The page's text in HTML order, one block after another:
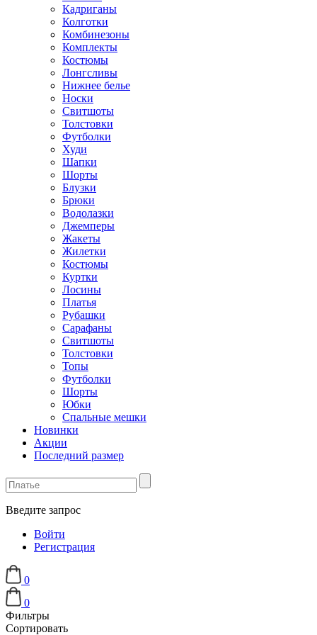
Кадриганы
Колготки
Комбинезоны
Комплекты
Костюмы
Лонгсливы
Нижнее белье
Носки
Свитшоты
Толстовки
Футболки
Худи
Шапки
Шорты
Блузки
Брюки
Водолазки
Джемперы
Жакеты
Жилетки
Костюмы
Куртки
Лосины
Платья
Рубашки
Сарафаны
Свитшоты
Толстовки
Топы
Футболки
Шорты
Юбки
Спальные мешки
Новинки
Акции
Последний размер
Введите запрос
Войти
Регистрация
0
0
Фильтры
Сортировать